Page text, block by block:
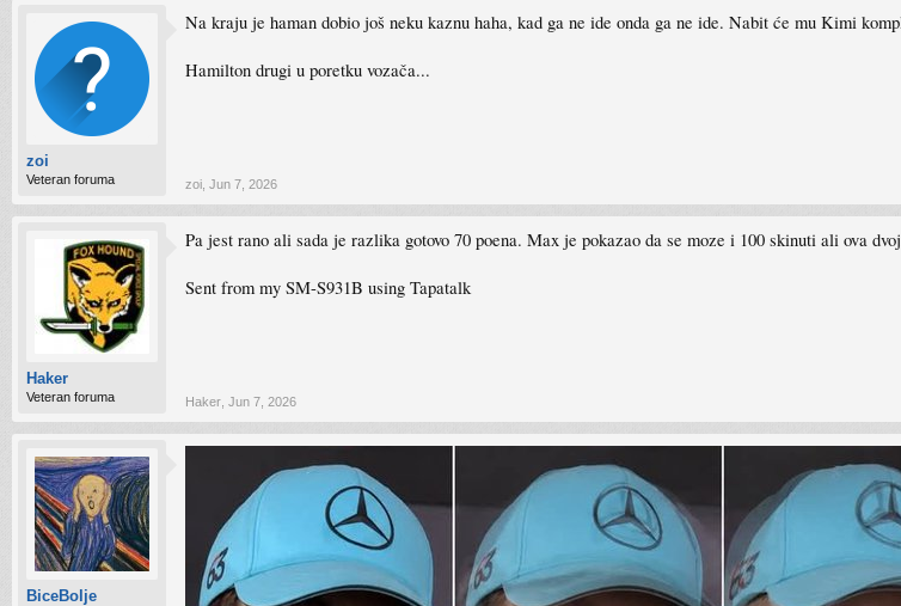
zoi
Veteran foruma
Na kraju je haman dobio još neku kaznu haha, kad ga ne ide onda ga ne ide. Nabit će mu Kimi
Hamilton drugi u poretku vozača...
zoi Jun 7, 2026
Haker
Veteran foruma
Pa jest rano ali sada je razlika gotovo 70 poena. Max je pokazao da se moze i 100 skinuti ali ova
Sent from my SM-S931B using Tapatalk
Haker Jun 7, 2026
BiceBolje